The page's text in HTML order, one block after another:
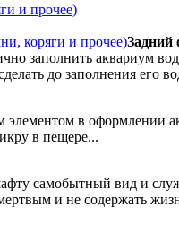
и прочее)
Задний
заполнить аквариум
до заполнения его
в оформлении
в пещере...
самобытный вид и
и не содержать